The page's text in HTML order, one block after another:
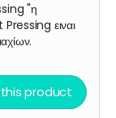
"η
ειναι
product